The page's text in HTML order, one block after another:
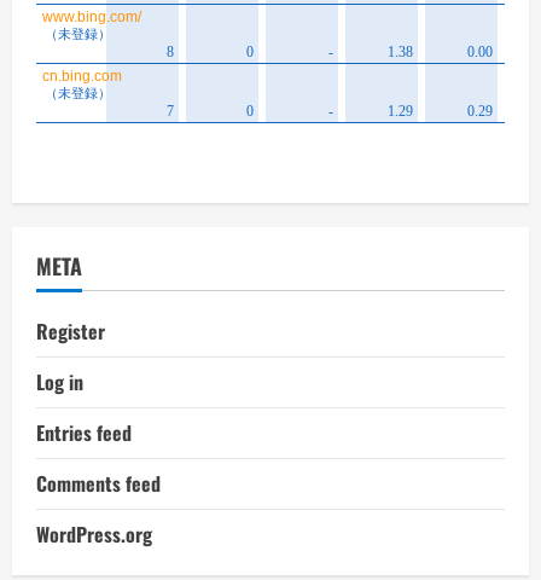
META
Register
Log in
Entries feed
Comments feed
WordPress.org